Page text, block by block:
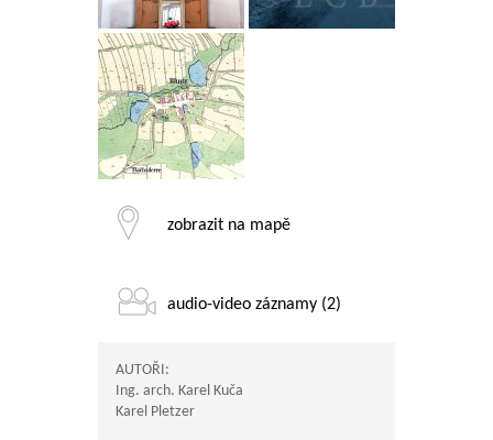
zobrazit na mapě
audio-video záznamy (2)
AUTOŘI:
Ing. arch. Karel Kuča
Karel Pletzer